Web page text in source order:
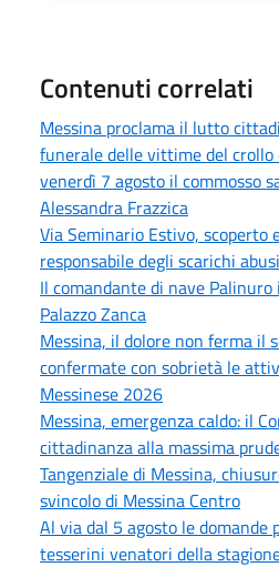
Contenuti correlati
Messina proclama il lutto
funerale delle vittime del crollo
venerdì 7 agosto il commosso
Alessandra Frazzica
Via Seminario Estivo, scoperto
responsabile degli scarichi
Il comandante di nave
Palazzo Zanca
Messina, il dolore non ferma il
confermate con sobrietà le
Messinese 2026
Messina, emergenza caldo: il
cittadinanza alla massima
Tangenziale di Messina,
svincolo di Messina Centro
Al via dal 5 agosto le domande
tesserini venatori della